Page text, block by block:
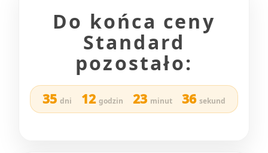
Do końca ceny
Standard
pozostało:
35 dni 12 godzin 23 minut 34 sekund